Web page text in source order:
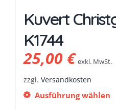
Kuvert
K1744
25,00€ exkl. MwSt.
zzgl. Versandkosten
Ausführung wählen